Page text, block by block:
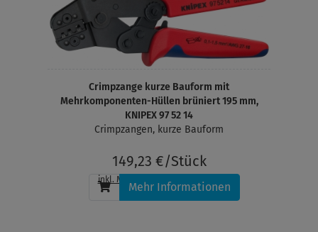
Crimpzange kurze Bauform mit
Mehrkomponenten-Hüllen brüniert 195 mm,
KNIPEX 97 52 14
Crimpzangen, kurze Bauform
149,23 €/Stück
inkl. MwSt. , zzgl. Versandkosten
Mehr Informationen